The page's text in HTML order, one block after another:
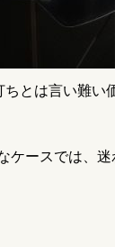
とは言い難い
ケースでは、